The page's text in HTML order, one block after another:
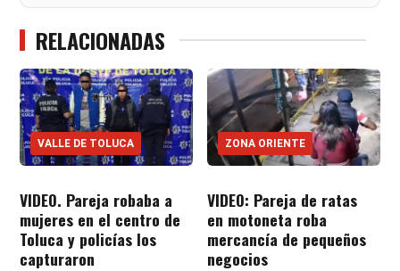
RELACIONADAS
VALLE DE TOLUCA
VIDEO. Pareja robaba a
mujeres en el centro de
Toluca y policías los
capturaron
ZONA ORIENTE
VIDEO: Pareja de ratas
en motoneta roba
mercancía de pequeños
negocios